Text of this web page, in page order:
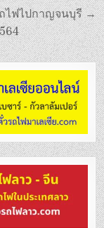
ไฟไปกาญจนบุรี →